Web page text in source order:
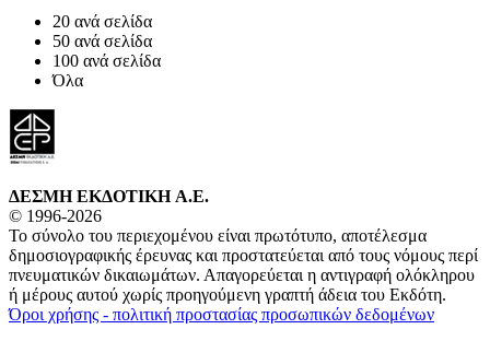
20 ανά σελίδα
50 ανά σελίδα
100 ανά σελίδα
Όλα
ΔΕΣΜΗ ΕΚΔΟΤΙΚΗ A.E.
© 1996-2026
Το σύνολο του περιεχομένου είναι πρωτότυπο, αποτέλεσμα
δημοσιογραφικής έρευνας και προστατεύεται από τους νόμους περί
πνευματικών δικαιωμάτων. Απαγορεύεται η αντιγραφή ολόκληρου
ή μέρους αυτού χωρίς προηγούμενη γραπτή άδεια του Εκδότη.
Όροι χρήσης - πολιτική προστασίας προσωπικών δεδομένων